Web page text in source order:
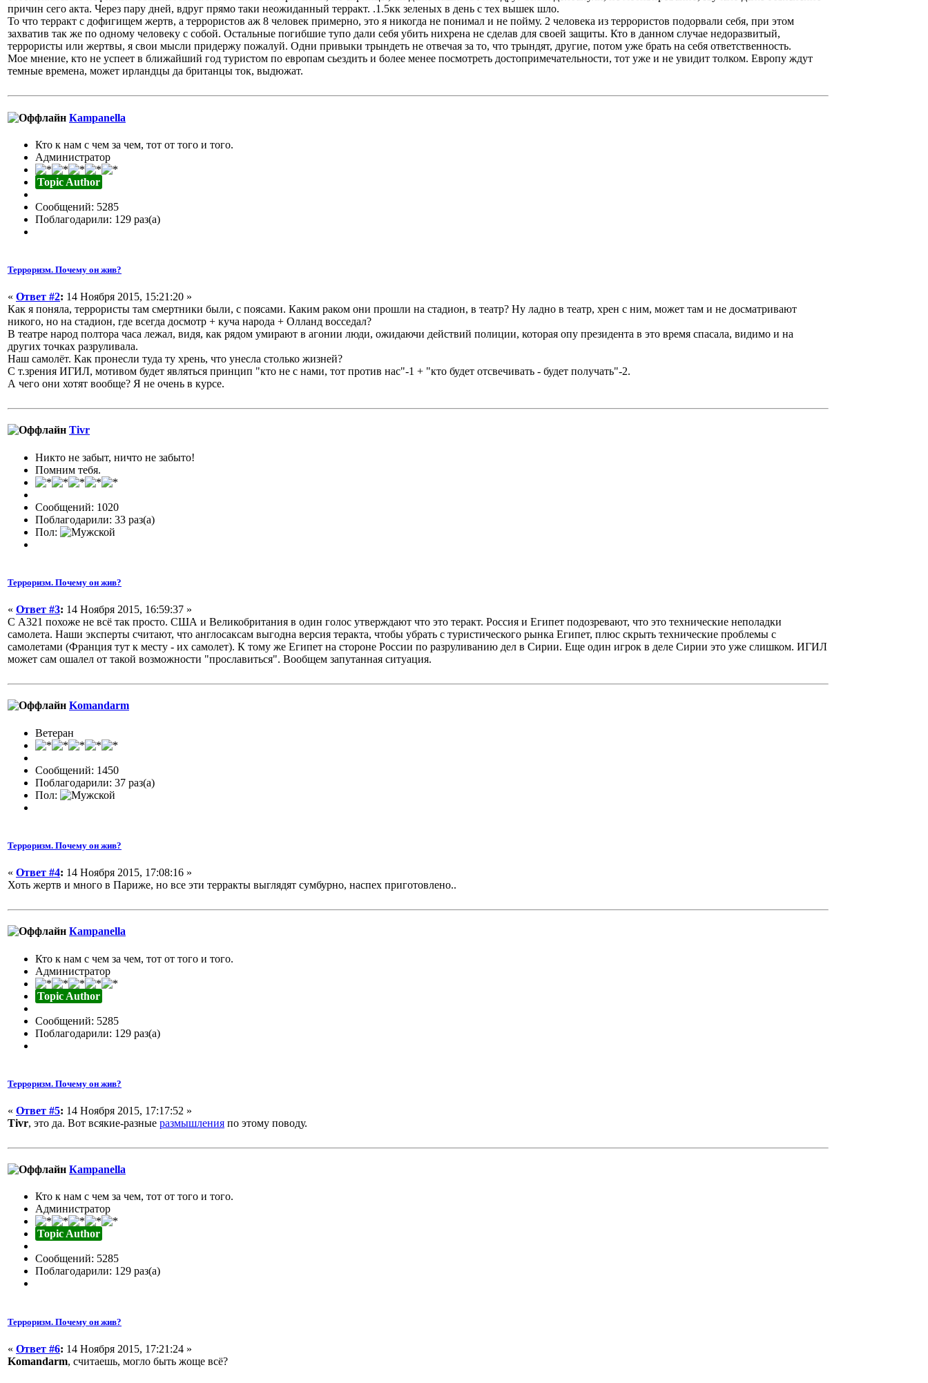
причин сего акта. Через пару дней, вдруг прямо таки неожиданный терракт. .1.5кк зеленых в день с тех вышек шло.
То что терракт с дофигищем жертв, а террористов аж 8 человек примерно, это я никогда не понимал и не пойму. 2 человека из террористов подорвали себя, при этом
захватив так же по одному человеку с собой. Остальные погибшие тупо дали себя убить нихрена не сделав для своей защиты. Кто в данном случае недоразвитый,
террористы или жертвы, я свои мысли придержу пожалуй. Одни привыки трындеть не отвечая за то, что трындят, другие, потом уже брать на себя ответственность.
Мое мнение, кто не успеет в ближайший год туристом по европам сьездить и более менее посмотреть достопримечательности, тот уже и не увидит толком. Европу ждут
темные времена, может ирландцы да британцы ток, выдюжат.
Кampanella
Кто к нам с чем за чем, тот от того и того.
Администратор
Topic Author
Сообщений: 5285
Поблагодарили: 129 раз(а)
Терроризм. Почему он жив?
« Ответ #2: 14 Ноября 2015, 15:21:20 »
Как я поняла, террористы там смертники были, с поясами. Каким раком они прошли на стадион, в театр? Ну ладно в театр, хрен с ним, может там и не досматривают
никого, но на стадион, где всегда досмотр + куча народа + Олланд восседал?
В театре народ полтора часа лежал, видя, как рядом умирают в агонии люди, ожидаючи действий полиции, которая опу президента в это время спасала, видимо и на
других точках разруливала.
Наш самолёт. Как пронесли туда ту хрень, что унесла столько жизней?
С т.зрения ИГИЛ, мотивом будет являться принцип "кто не с нами, тот против нас"-1 + "кто будет отсвечивать - будет получать"-2.
А чего они хотят вообще? Я не очень в курсе.
Tivr
Никто не забыт, ничто не забыто!
Помним тебя.
Сообщений: 1020
Поблагодарили: 33 раз(а)
Пол:
Терроризм. Почему он жив?
« Ответ #3: 14 Ноября 2015, 16:59:37 »
С А321 похоже не всё так просто. США и Великобритания в один голос утверждают что это теракт. Россия и Египет подозревают, что это технические неполадки
самолета. Наши эксперты считают, что англосаксам выгодна версия теракта, чтобы убрать с туристического рынка Египет, плюс скрыть технические проблемы с
самолетами (Франция тут к месту - их самолет). К тому же Египет на стороне России по разруливанию дел в Сирии. Еще один игрок в деле Сирии это уже слишком. ИГИЛ
может сам ошалел от такой возможности "прославиться". Вообщем запутанная ситуация.
Komandarm
Ветеран
Сообщений: 1450
Поблагодарили: 37 раз(а)
Пол:
Терроризм. Почему он жив?
« Ответ #4: 14 Ноября 2015, 17:08:16 »
Хоть жертв и много в Париже, но все эти терракты выглядят сумбурно, наспех приготовлено..
Кampanella
Кто к нам с чем за чем, тот от того и того.
Администратор
Topic Author
Сообщений: 5285
Поблагодарили: 129 раз(а)
Терроризм. Почему он жив?
« Ответ #5: 14 Ноября 2015, 17:17:52 »
Tivr, это да. Вот всякие-разные размышления по этому поводу.
Кampanella
Кто к нам с чем за чем, тот от того и того.
Администратор
Topic Author
Сообщений: 5285
Поблагодарили: 129 раз(а)
Терроризм. Почему он жив?
« Ответ #6: 14 Ноября 2015, 17:21:24 »
Komandarm, считаешь, могло быть жоще всё?